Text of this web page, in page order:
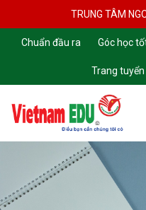
TRUNG TÂM
Chuẩn đầu ra Góc học
Trang